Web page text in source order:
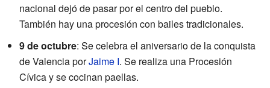
nacional dejó de pasar por el centro del pueblo.
También hay una procesión con bailes tradicionales.
9 de octubre: Se celebra el aniversario de la conquista
de Valencia porJaime I. Se realiza una Procesión
Cívica y se cocinan paellas.